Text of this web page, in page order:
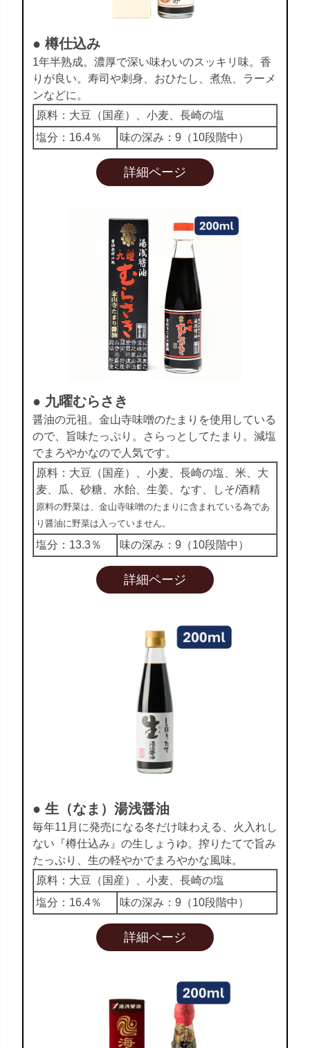
● 樽仕込み
1年半熟成。濃厚で深い味わいのスッキリ味。香
りが良い。寿司や刺身、おひたし、煮魚、ラーメ
ンなどに。
原料：大豆（国産）、小麦、長崎の塩
塩分：16.4％
味の深み：9（10段階中）
詳細ページ
● 九曜むらさき
醤油の元祖。金山寺味噌のたまりを使用している
ので、旨味たっぷり。さらっとしてたまり。減塩
でまろやかなので人気です。
原料：大豆（国産）、小麦、長崎の塩、米、大
麦、瓜、砂糖、水飴、生姜、なす、しそ/酒精
原料の野菜は、金山寺味噌のたまりに含まれている為であ
り醤油に野菜は入っていません。
塩分：13.3％ 味の深み：9（10段階中）
詳細ページ
● 生（なま）湯浅醤油
毎年11月に発売になる冬だけ味わえる、火入れし
ない『樽仕込み』の生しょうゆ。搾りたてで旨み
たっぷり、生の軽やかでまろやかな風味。
原料：大豆（国産）、小麦、長崎の塩
塩分：16.4％
味の深み：9（10段階中）
詳細ページ